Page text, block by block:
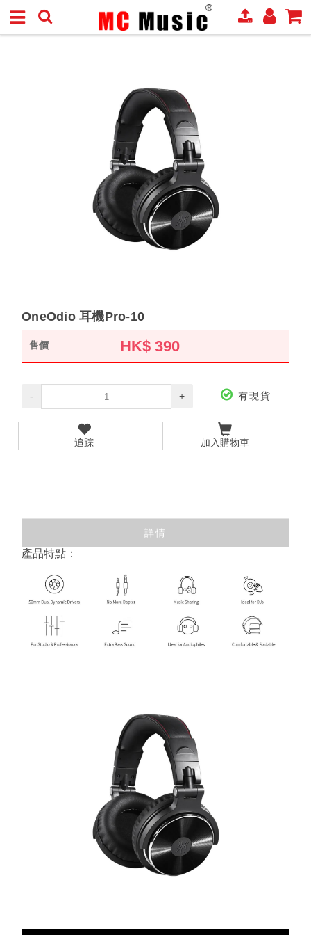
OneOdio 耳機Pro-10
售價 HK$390
- + 有現貨
追踪 加入購物車
詳情
產品特點：